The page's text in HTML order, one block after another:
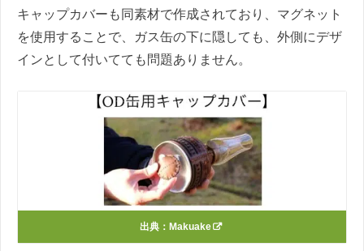
キャップカバーも同素材で作成されており、マグネット
を使用することで、ガス缶の下に隠しても、外側にデザ
インとして付いてても問題ありません。
出典： Makuake